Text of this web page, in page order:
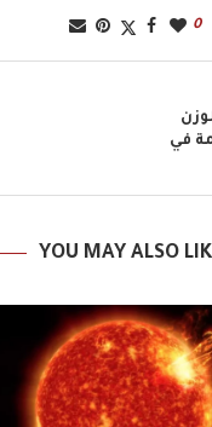
0
في
YOU MAY ALSO